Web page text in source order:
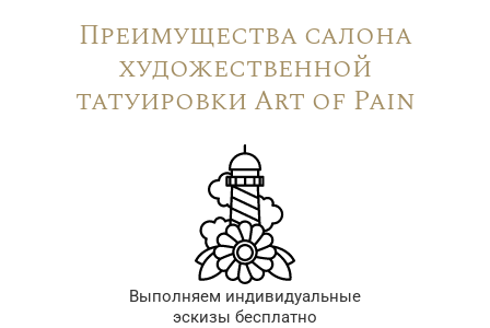
Преимущества салона
художественной
татуировки Art of Pain
Выполняем индивидуальные
эскизы бесплатно